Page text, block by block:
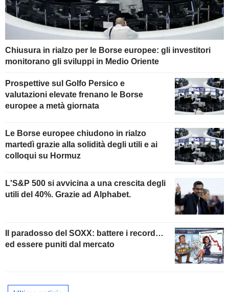
Chiusura in rialzo per le Borse europee: gli investitori
monitorano gli sviluppi in Medio Oriente
Prospettive sul Golfo Persico e
valutazioni elevate frenano le Borse
europee a metà giornata
Le Borse europee chiudono in rialzo
martedì grazie alla solidità degli utili e ai
colloqui su Hormuz
L'S&P 500 si avvicina a una crescita degli
utili del 40%. Grazie ad Alphabet.
Il paradosso del SOXX: battere i record…
ed essere puniti dal mercato